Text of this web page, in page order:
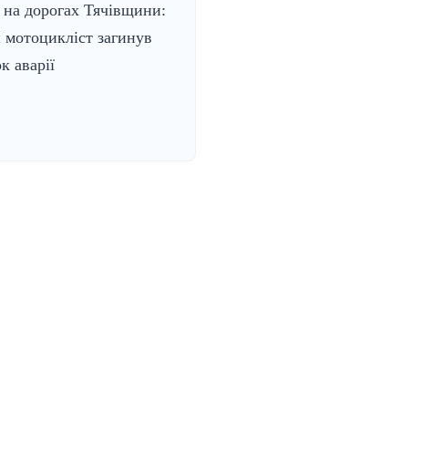
на дорогах Тячівщини:
загинув
аварії